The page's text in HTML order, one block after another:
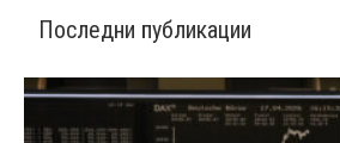
Последни публикации